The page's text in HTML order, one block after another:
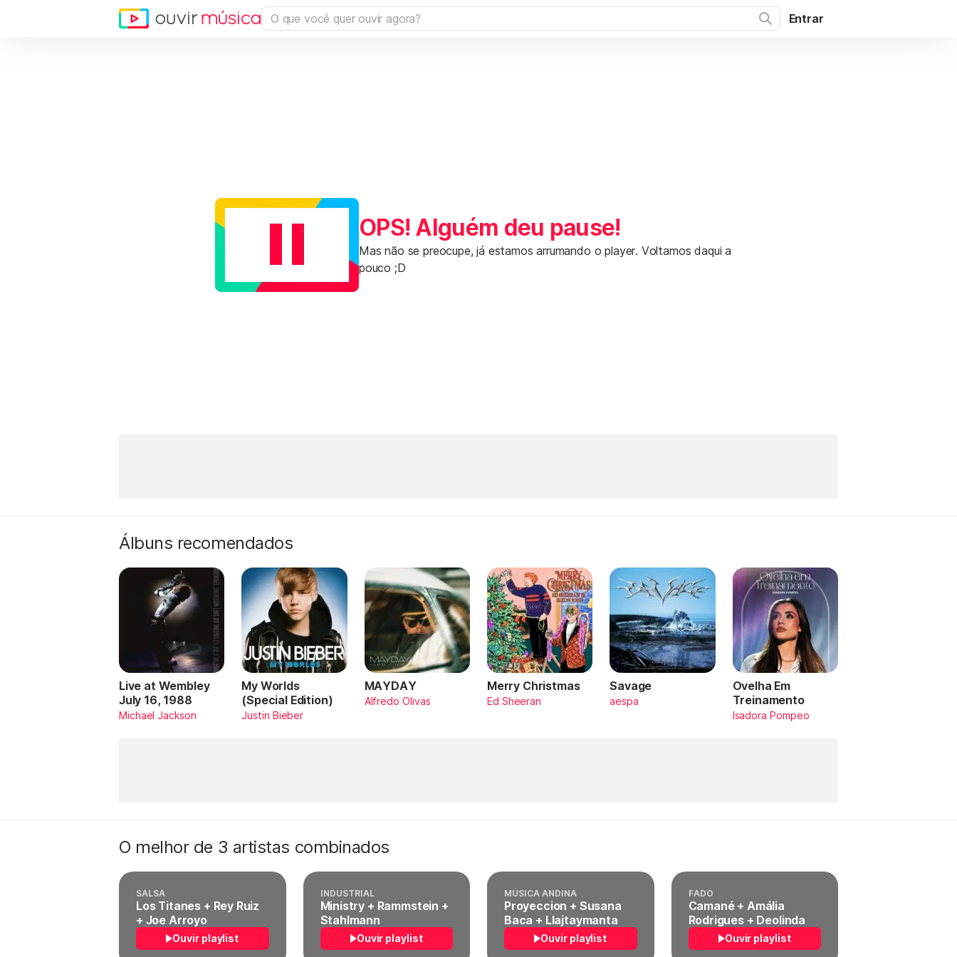
Entrar
OPS! Alguém deu pause!
Mas não se preocupe, já estamos arrumando o player. Voltamos daqui a
pouco ;D
Álbuns recomendados
Live at Wembley
July 16, 1988
Michael Jackson
My Worlds
(Special Edition)
Justin Bieber
MAYDAY
Alfredo Olivas
Merry Christmas
Ed Sheeran
Savage
aespa
Ovelha Em
Treinamento
Isadora Pompeo
O melhor de 3 artistas combinados
SALSA
Los Titanes + Rey Ruiz
+ Joe Arroyo
Ouvir playlist
INDUSTRIAL
Ministry + Rammstein +
Stahlmann
Ouvir playlist
MÚSICA ANDINA
Proyeccion + Susana
Baca + Llajtaymanta
Ouvir playlist
FADO
Camané + Amália
Rodrigues + Deolinda
Ouvir playlist